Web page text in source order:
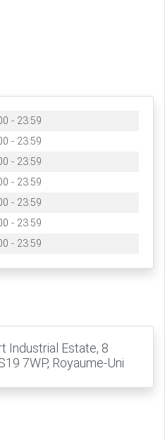
- 23:59
- 23:59
- 23:59
- 23:59
- 23:59
- 23:59
- 23:59
Industrial Estate, 8
7WP, Royaume-Uni